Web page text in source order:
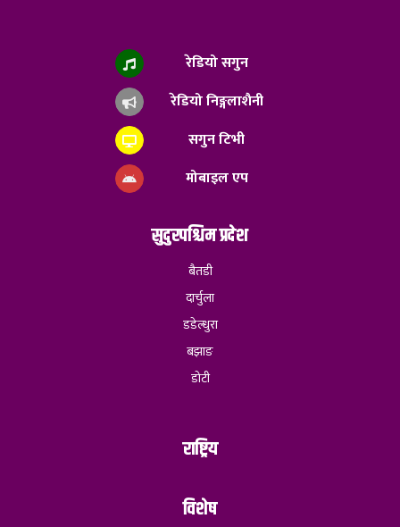
रेडियो सगुन
रेडियो निङ्गलाशैनी
सगुन टिभी
मोबाइल एप
सुदुरपश्चिम प्रदेश
बैतडी
दार्चुला
डडेल्धुरा
बझाङ
डोटी
राष्ट्रिय
विशेष